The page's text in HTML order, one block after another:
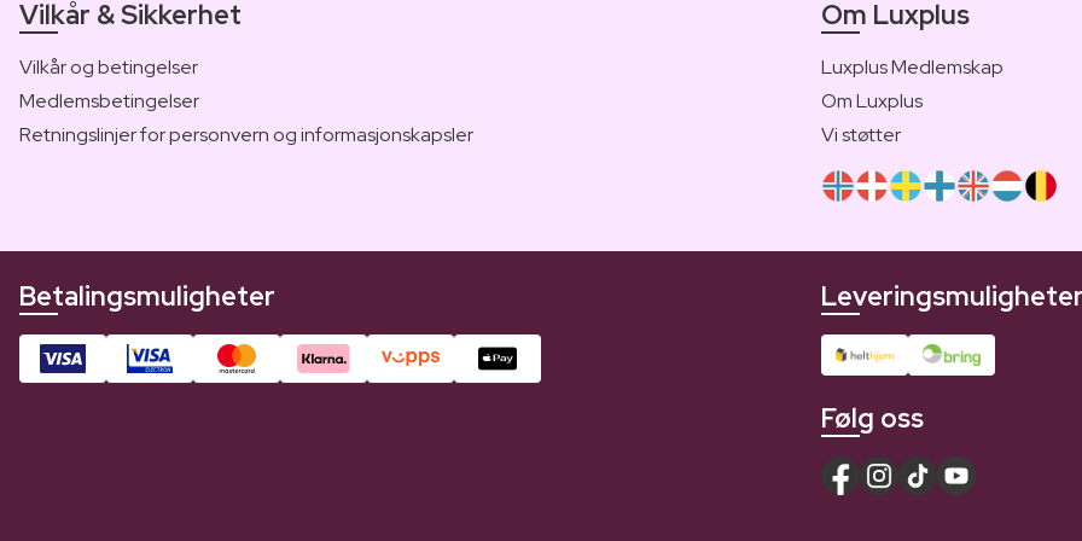
Vilkår & Sikkerhet
Vilkår og betingelser
Medlemsbetingelser
Retningslinjer for personvern og informasjonskapsler
Om Luxplus
Luxplus Medlemskap
Om Luxplus
Vi støtter
Betalingsmuligheter
Følg oss